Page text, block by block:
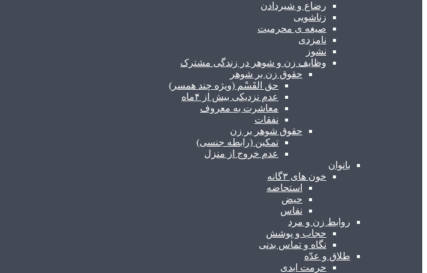
رضاع و شیردادن
زناشویی
صیغه ی محرمیت
نامزدی
نشوز
وظایف زن و شوهر در زندگی مشترک
حقوق زن بر شوهر
حق القَسْم (ویژه چند همسر)
عدم نزدیکی بیش از ۴ماه
معاشرت به معروف
نفقات
حقوق شوهر بر زن
تمکین (رابطه جنسی)
عدم خروج از منزل
بانوان
خون های ۳گانه
استحاضه
حیض
نفاس
روابط زن و مرد
حجاب و پوشش
نگاه و تماس بدنی
طلاق و عدّه
حرمت ابدی